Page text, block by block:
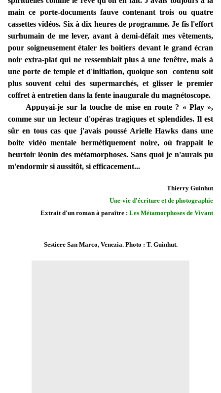
main ce porte-documents fauve contenant trois ou quatre
cassettes vidéos. Six à dix heures de programme. Je fis l'effort
surhumain de me lever, avant à demi-défait mes vêtements,
pour soigneusement étaler les boitiers devant le grand écran
noir extra-plat qui ne ressemblait plus à une fenêtre, mais à
une porte de temple et d'initiation, quoique son contenu soit
plus souvent celui des supermarchés, et glisser le premier
coffret à entretien dans la fente inaugurale du magnétoscope.
Appuyai-je sur la touche de mise en route ? « Play »,
comme sur un lecteur d'opéras tragiques et splendides. Il est
sûr en tous cas que j'avais poussé Arielle Hawks dans une
boite vidéo mentale hermétiquement noire, où frappait le
heurtoir léonin des métamorphoses. Sans quoi je n'aurais pu
m'endormir si aussitôt, si efficacement...
Thierry Guinhut
Une-vie d'écriture et de photographie
Extrait d'un roman à paraître : Les Métamorphoses de Vivant
Sestiere San Marco, Venezia. Photo : T. Guinhut.